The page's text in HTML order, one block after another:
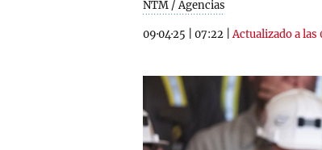
NTM / Agencias
09·04·25 07:22 |Actualizado a las